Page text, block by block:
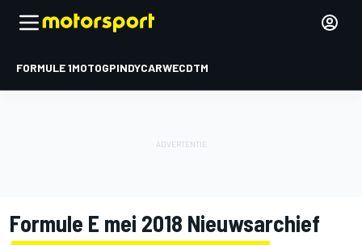
FORMULE 1MOTOGPINDYCARWECDTM
Formule E mei 2018 Nieuwsarchief